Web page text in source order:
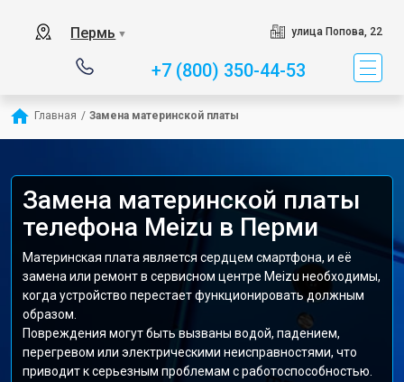
Пермь ▼ улица Попова, 22
+7 (800) 350-44-53
Главная / Замена материнской платы
Замена материнской платы
телефона Meizu в Перми
Материнская плата является сердцем смартфона, и её
замена или ремонт в сервисном центре Meizu необходимы,
когда устройство перестает функционировать должным
образом.
Повреждения могут быть вызваны водой, падением,
перегревом или электрическими неисправностями, что
приводит к серьезным проблемам с работоспособностью.